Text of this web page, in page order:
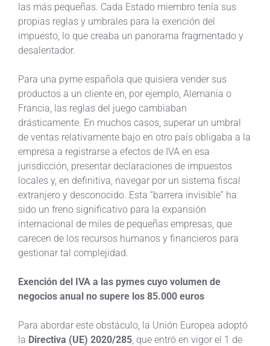
las más pequeñas. Cada Estado miembro tenía sus
propias reglas y umbrales para la exención del
impuesto, lo que creaba un panorama fragmentado y
desalentador.
Para una pyme española que quisiera vender sus
productos a un cliente en, por ejemplo, Alemania o
Francia, las reglas del juego cambiaban
drásticamente. En muchos casos, superar un umbral
de ventas relativamente bajo en otro país obligaba a la
empresa a registrarse a efectos de IVA en esa
jurisdicción, presentar declaraciones de impuestos
locales y, en definitiva, navegar por un sistema fiscal
extranjero y desconocido. Esta “barrera invisible” ha
sido un freno significativo para la expansión
internacional de miles de pequeñas empresas, que
carecen de los recursos humanos y financieros para
gestionar tal complejidad.
Exención del IVA a las pymes cuyo volumen de
negocios anual no supere los 85.000 euros
Para abordar este obstáculo, la Unión Europea adoptó
la Directiva (UE) 2020/285 , que entró en vigor el 1 de